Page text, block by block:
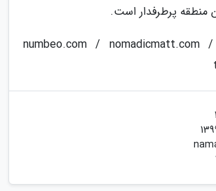
منطقه پرطرفدار است.
منبع: کجارو / numbeo.com / nomadicmatt.com /